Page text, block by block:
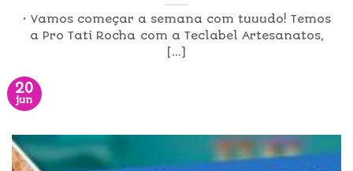
• Vamos começar a semana com tuuudo! Temos
a Pro Tati Rocha com a Teclabel Artesanatos,
[...]
20
jun